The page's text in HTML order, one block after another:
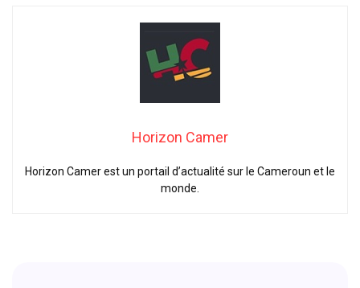
Horizon Camer
Horizon Camer est un portail d’actualité sur le Cameroun et le
monde.